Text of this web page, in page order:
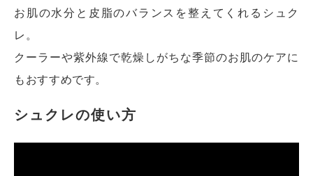
お肌の水分と皮脂のバランスを整えてくれるシュク
レ。
クーラーや紫外線で乾燥しがちな季節のお肌のケアに
もおすすめです。
シュクレの使い方